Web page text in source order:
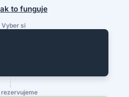
to funguje
Vyber si